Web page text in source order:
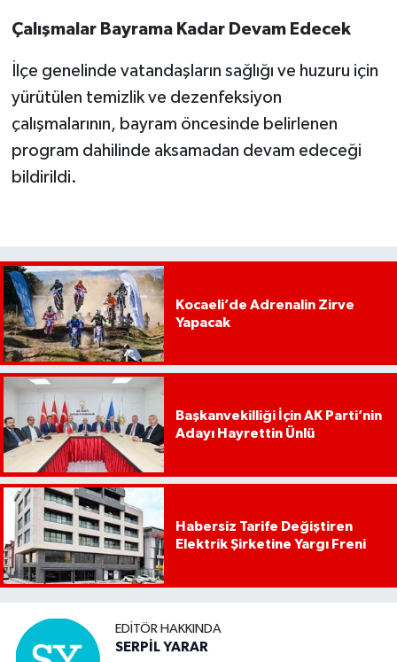
Çalışmalar Bayrama Kadar Devam Edecek
İlçe genelinde vatandaşların sağlığı ve huzuru için
yürütülen temizlik ve dezenfeksiyon
çalışmalarının, bayram öncesinde belirlenen
program dahilinde aksamadan devam edeceği
bildirildi.
Kocaeli’de Adrenalin Zirve
Yapacak
Başkanvekilliği İçin AK Parti’nin
Adayı Hayrettin Ünlü
Habersiz Tarife Değiştiren
Elektrik Şirketine Yargı Freni
EDITÖR HAKKINDA
SERPİL YARAR